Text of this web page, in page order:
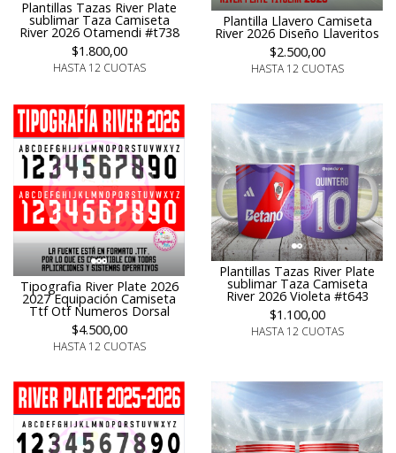
Plantillas Tazas River Plate
sublimar Taza Camiseta
River 2026 Otamendi #t738
$1.800,00
HASTA 12 CUOTAS
Plantilla Llavero Camiseta
River 2026 Diseño Llaveritos
$2.500,00
HASTA 12 CUOTAS
Tipografia River Plate 2026
2027 Equipación Camiseta
Ttf Otf Numeros Dorsal
$4.500,00
HASTA 12 CUOTAS
Plantillas Tazas River Plate
sublimar Taza Camiseta
River 2026 Violeta #t643
$1.100,00
HASTA 12 CUOTAS